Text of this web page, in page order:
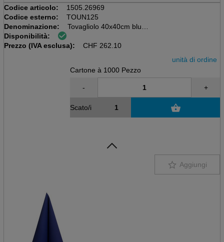
Codice articolo:
1505.26969
Codice esterno:
TOUN125
Denominazione:
Tovagliolo 40x40cm blu
55 gm2, Airlaid
Disponibilità:
Prezzo (IVA esclusa):
CHF 262.10
unità di ordine
Cartone à 1000 Pezzo
- +
Scato/i
Aggiungi